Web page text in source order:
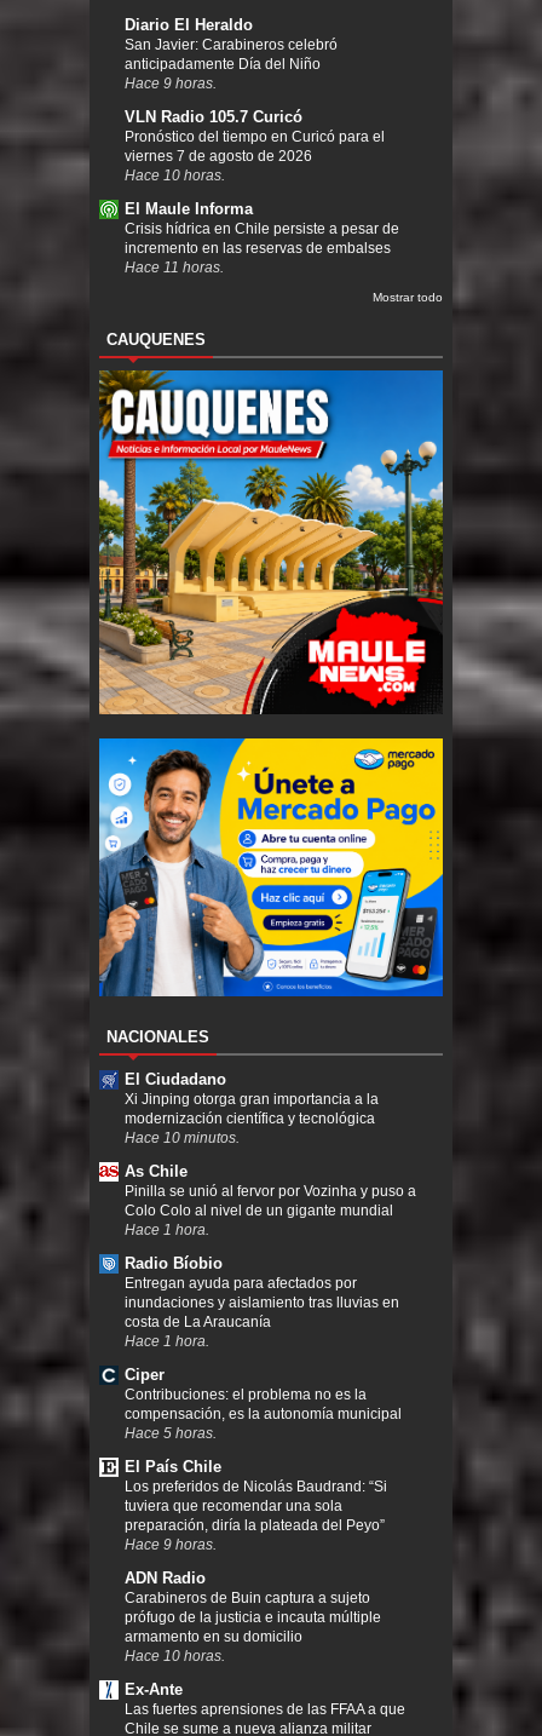
Diario El Heraldo
San Javier: Carabineros celebró
anticipadamente Día del Niño
Hace 9 horas.
VLN Radio 105.7 Curicó
Pronóstico del tiempo en Curicó para el
viernes 7 de agosto de 2026
Hace 10 horas.
El Maule Informa
Crisis hídrica en Chile persiste a pesar de
incremento en las reservas de embalses
Hace 11 horas.
Mostrar todo
CAUQUENES
NACIONALES
El Ciudadano
Xi Jinping otorga gran importancia a la
modernización científica y tecnológica
Hace 10 minutos.
As Chile
Pinilla se unió al fervor por Vozinha y puso a
Colo Colo al nivel de un gigante mundial
Hace 1 hora.
Radio Bíobio
Entregan ayuda para afectados por
inundaciones y aislamiento tras lluvias en
costa de La Araucanía
Hace 1 hora.
Ciper
Contribuciones: el problema no es la
compensación, es la autonomía municipal
Hace 5 horas.
El País Chile
Los preferidos de Nicolás Baudrand: “Si
tuviera que recomendar una sola
preparación, diría la plateada del Peyo”
Hace 9 horas.
ADN Radio
Carabineros de Buin captura a sujeto
prófugo de la justicia e incauta múltiple
armamento en su domicilio
Hace 10 horas.
Ex-Ante
Las fuertes aprensiones de las FFAA a que
Chile se sume a nueva alianza militar